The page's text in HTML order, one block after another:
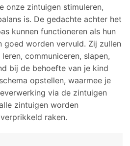
onze zintuigen stimuleren,
is. De gedachte achter het
kunnen functioneren als hun
goed worden vervuld. Zij zullen
communiceren, slapen,
bij de behoefte van je kind
opstellen, waarmee je
via de zintuigen
zintuigen worden
raken.